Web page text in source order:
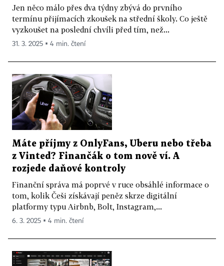
Jen něco málo přes dva týdny zbývá do prvního
termínu přijímacích zkoušek na střední školy. Co ještě
vyzkoušet na poslední chvíli před tím, než...
31. 3. 2025 ▪ 4 min. čtení
Máte příjmy z OnlyFans, Uberu nebo třeba
z Vinted? Finančák o tom nově ví. A
rozjede daňové kontroly
Finanční správa má poprvé v ruce obsáhlé informace o
tom, kolik Češi získávají peněz skrze digitální
platformy typu Airbnb, Bolt, Instagram,...
6. 3. 2025 ▪ 4 min. čtení